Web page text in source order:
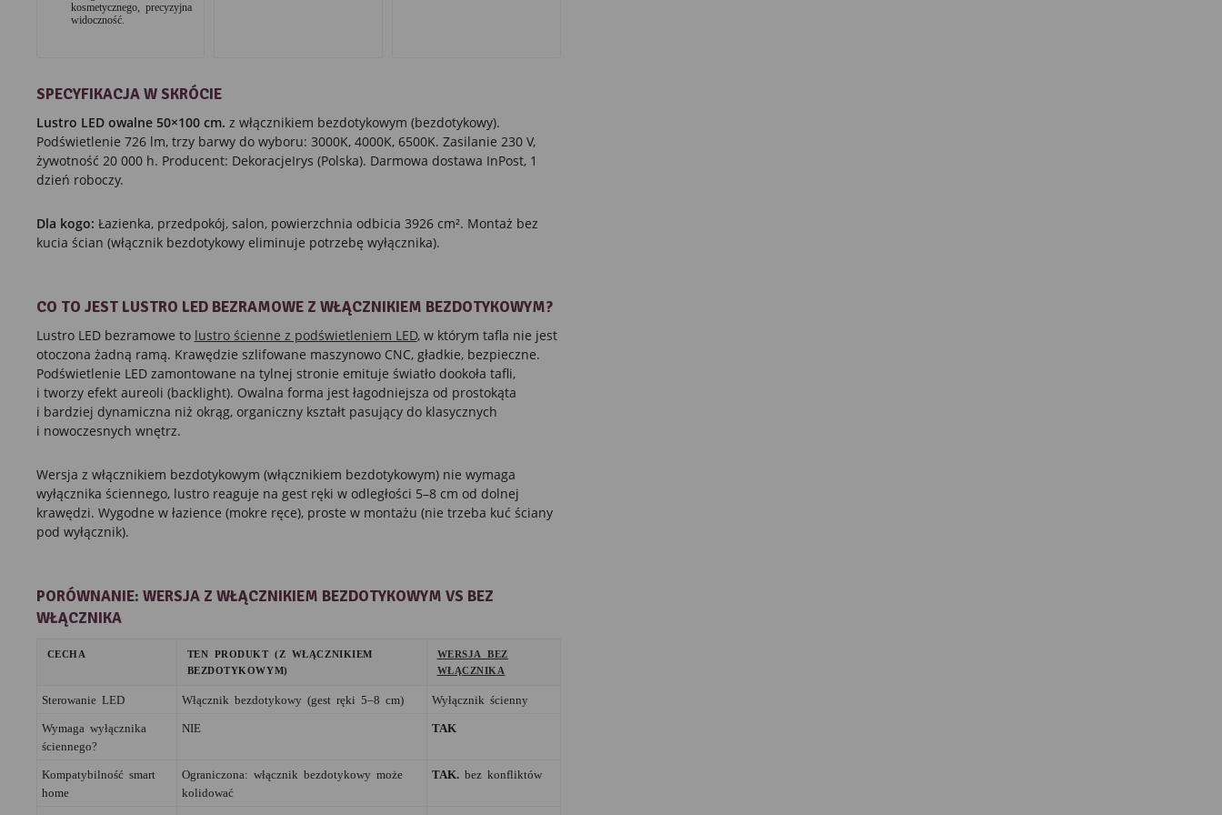
kosmetycznego, precyzyjna
widoczność.
SPECYFIKACJA W SKRÓCIE
Lustro LED owalne 50×100 cm. z włącznikiem bezdotykowym (bezdotykowy).
Podświetlenie 726 lm, trzy barwy do wyboru: 3000K, 4000K, 6500K. Zasilanie 230 V,
żywotność 20 000 h. Producent: DekoracjeIrys (Polska). Darmowa dostawa InPost, 1
dzień roboczy.
Dla kogo: Łazienka, przedpokój, salon, powierzchnia odbicia 3926 cm². Montaż bez
kucia ścian (włącznik bezdotykowy eliminuje potrzebę wyłącznika).
CO TO JEST LUSTRO LED BEZRAMOWE Z WŁĄCZNIKIEM BEZDOTYKOWYM?
Lustro LED bezramowe to lustro ścienne z podświetleniem LED, w którym tafla nie jest
otoczona żadną ramą. Krawędzie szlifowane maszynowo CNC, gładkie, bezpieczne.
Podświetlenie LED zamontowane na tylnej stronie emituje światło dookoła tafli,
i tworzy efekt aureoli (backlight). Owalna forma jest łagodniejsza od prostokąta
i bardziej dynamiczna niż okrąg, organiczny kształt pasujący do klasycznych
i nowoczesnych wnętrz.
Wersja z włącznikiem bezdotykowym (włącznikiem bezdotykowym) nie wymaga
wyłącznika ściennego, lustro reaguje na gest ręki w odległości 5–8 cm od dolnej
krawędzi. Wygodne w łazience (mokre ręce), proste w montażu (nie trzeba kuć ściany
pod wyłącznik).
PORÓWNANIE: WERSJA Z WŁĄCZNIKIEM BEZDOTYKOWYM VS BEZ
WŁĄCZNIKA
CECHA
TEN PRODUKT (Z WŁĄCZNIKIEM
BEZDOTYKOWYM)
WERSJA BEZ
WŁĄCZNIKA
Sterowanie LED Włącznik bezdotykowy (gest ręki 5–8 cm) Wyłącznik ścienny
Wymaga wyłącznika
ściennego?
NIE TAK
Kompatybilność smart
home
Ograniczona: włącznik bezdotykowy może
kolidować
TAK. bez konfliktów